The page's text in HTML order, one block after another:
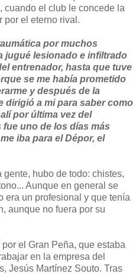
cuando el club le concede la
por el eterno rival.
por muchos
jugué lesionado e infiltrado
entrenador, hasta que tuve
se me había prometido
y después de la
dirigió a mi para saber como
por última vez del
uno de los días más
iba para el Dépor, el
hubo de todo: chistes,
Aunque en general se
era un profesional y que tenía
aunque no fuera por su
el Gran Peña, que estaba
en la empresa del
Jesús Martínez Souto. Tras